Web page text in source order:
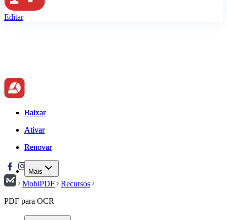
Editar
Baixar
Ativar
Renovar
Mais
Baixar
Ativar
Renovar
MobiPDF
Recursos
PDF para OCR